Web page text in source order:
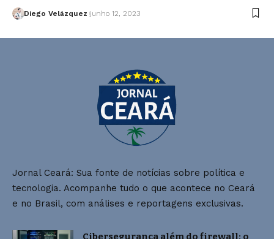
Diego Velázquez junho 12, 2023
Jornal Ceará: Sua fonte de notícias sobre política e
tecnologia. Acompanhe tudo o que acontece no Ceará
e no Brasil, com análises e reportagens exclusivas.
Cibersegurança além do firewall: o